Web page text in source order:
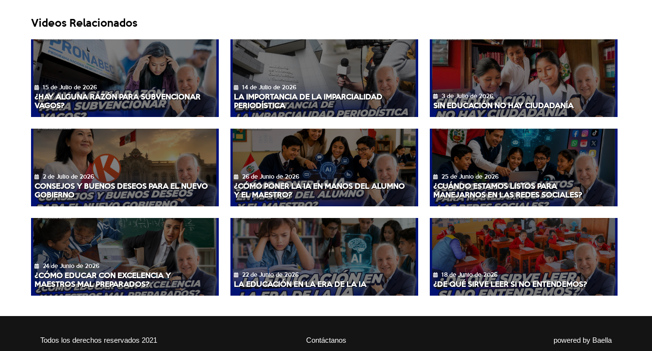
Videos Relacionados
15 de Julio de 2026
¿HAY ALGUNA RAZÓN PARA SUBVENCIONAR
VAGOS?
14 de Julio de 2026
LA IMPORTANCIA DE LA IMPARCIALIDAD
PERIODÍSTICA
3 de Julio de 2026
SIN EDUCACIÓN NO HAY CIUDADANÍA
2 de Julio de 2026
CONSEJOS Y BUENOS DESEOS PARA EL NUEVO
GOBIERNO
26 de Junio de 2026
¿CÓMO PONER LA IA EN MANOS DEL ALUMNO
Y EL MAESTRO?
25 de Junio de 2026
¿CUÁNDO ESTAMOS LISTOS PARA
MANEJARNOS EN LAS REDES SOCIALES?
24 de Junio de 2026
¿CÓMO EDUCAR CON EXCELENCIA Y
MAESTROS MAL PREPARADOS?
22 de Junio de 2026
LA EDUCACIÓN EN LA ERA DE LA IA
18 de Junio de 2026
¿DE QUÉ SIRVE LEER SI NO ENTENDEMOS?
Todos los derechos reservados 2021 Contáctanos powered by Baella